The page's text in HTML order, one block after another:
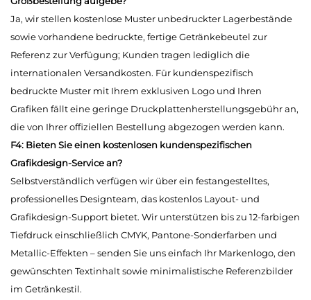
Ja, wir stellen kostenlose Muster unbedruckter Lagerbestände
sowie vorhandene bedruckte, fertige Getränkebeutel zur
Referenz zur Verfügung; Kunden tragen lediglich die
internationalen Versandkosten. Für kundenspezifisch
bedruckte Muster mit Ihrem exklusiven Logo und Ihren
Grafiken fällt eine geringe Druckplattenherstellungsgebühr an,
die von Ihrer offiziellen Bestellung abgezogen werden kann.
F4: Bieten Sie einen kostenlosen kundenspezifischen
Grafikdesign-Service an?
Selbstverständlich verfügen wir über ein festangestelltes,
professionelles Designteam, das kostenlos Layout- und
Grafikdesign-Support bietet. Wir unterstützen bis zu 12-farbigen
Tiefdruck einschließlich CMYK, Pantone-Sonderfarben und
Metallic-Effekten – senden Sie uns einfach Ihr Markenlogo, den
gewünschten Textinhalt sowie minimalistische Referenzbilder
im Getränkestil.